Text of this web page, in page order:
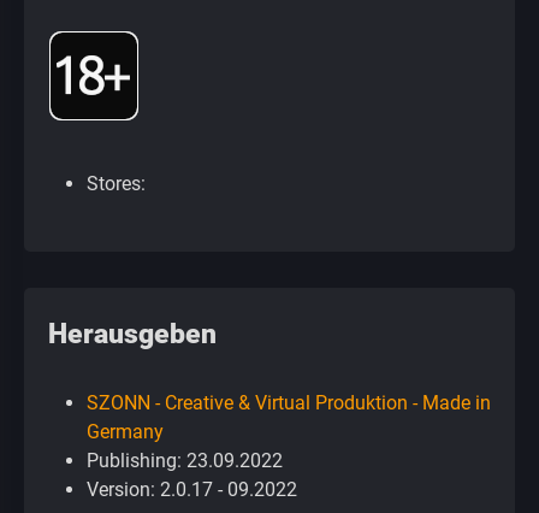
Stores:
Herausgeben
SZONN - Creative & Virtual Produktion - Made in
Germany
Publishing: 23.09.2022
Version: 2.0.17 - 09.2022